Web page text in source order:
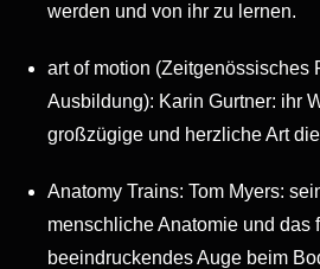
werden und von ihr zu lernen.
art of motion (Zeitgenössisches
Ausbildung): Karin Gurtner: ihr
großzügige und herzliche Art
Anatomy Trains: Tom Myers:
menschliche Anatomie und das
beeindruckendes Auge beim